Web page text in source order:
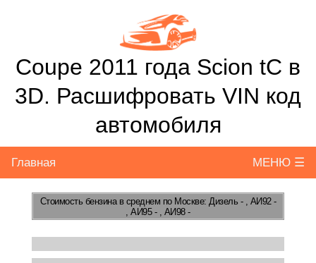
Coupe 2011 года Scion tC в
3D. Расшифровать VIN код
автомобиля
Главная МЕНЮ ☰
Стоимость бензинав среднем по Москве: Дизель - , АИ92 -
, АИ95 - , АИ98 -